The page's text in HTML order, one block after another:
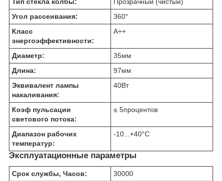
Угол рассеивания:
360°
Класс
энергоэффективности:
A++
Диаметр: 35мм
Длина:
97мм
Эквивалент лампы
накаливания:
40Вт
Коэф пульсации
светового потока:
≤ 5процентов
Диапазон рабочих
температур:
-10...+40°C
Эксплуатационные параметры
Срок службы, Часов:
30000